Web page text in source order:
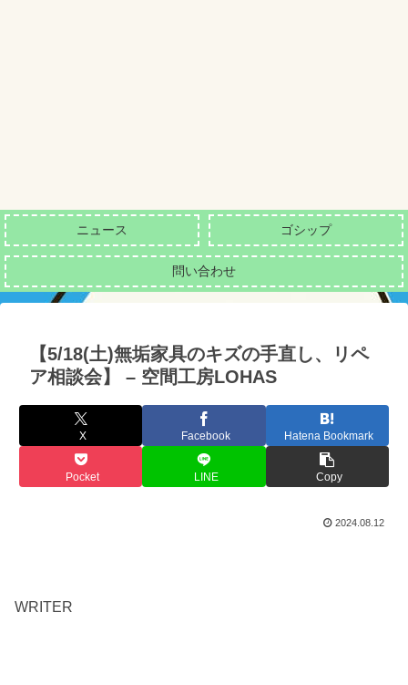
ニュース ゴシップ
問い合わせ
【5/18(土)無垢家具のキズの手直し、リペ
ア相談会】 – 空間工房LOHAS
X Facebook Hatena Bookmark
Pocket LINE Copy
2024.08.12
WRITER